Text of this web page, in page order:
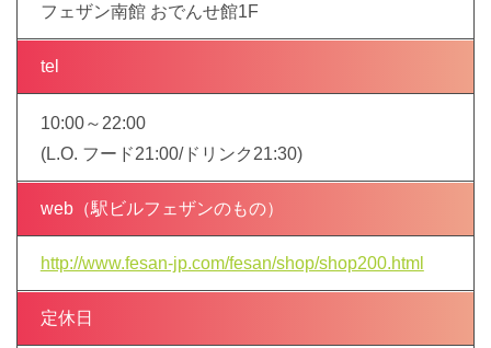
フェザン南館 おでんせ館1F
tel
10:00～22:00
(L.O. フード21:00/ドリンク21:30)
web（駅ビルフェザンのもの）
http://www.fesan-jp.com/fesan/shop/shop200.html
定休日